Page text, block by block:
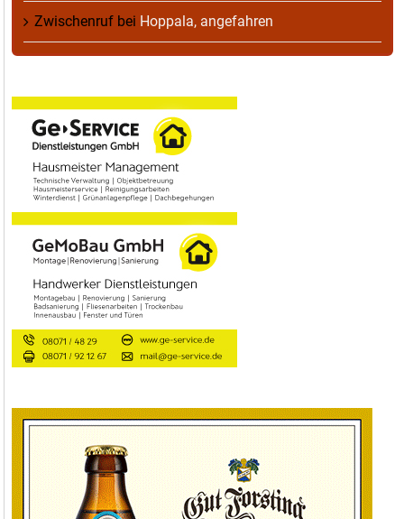
Zwischenruf bei Hoppala, angefahren